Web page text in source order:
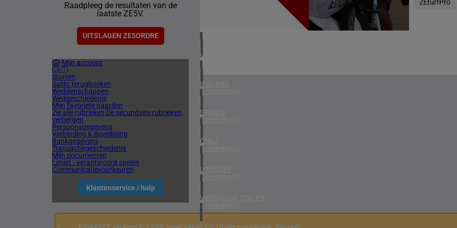
Raadpleeg de resultaten van de
laatste ZE5V.
UITSLAGEN ZE5ORDRE
Mijn account
Storten
Saldo terugboeken
Weddenschappen
Wedgeschiedenis
Mijn favoriete paarden
Zie alle rubrieken De secundaire rubrieken
verbergen
Persoonsgegevens
Verbinding & Beveiliging
Bankgegevens
Transactiegeschiedenis
Mijn documenten
Limiet - verantwoord spelen
Communicatievoorkeuren
Klantenservice / hulp
1 meeting(s)
VERENIGD KONINKRIJK
3 meeting(s)
IERLAND
2 meeting(s)
SPANJE
1 meeting(s)
CHILI
1 meeting(s)
URUGUAY
1 meeting(s)
VERENIGDE STATEN
4 meeting(s)
ZEturfPro